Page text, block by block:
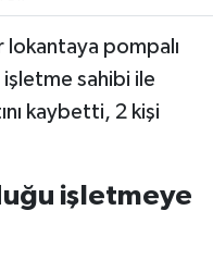
lokantaya pompalı
işletme sahibi ile
kaybetti, 2 kişi
işletmeye